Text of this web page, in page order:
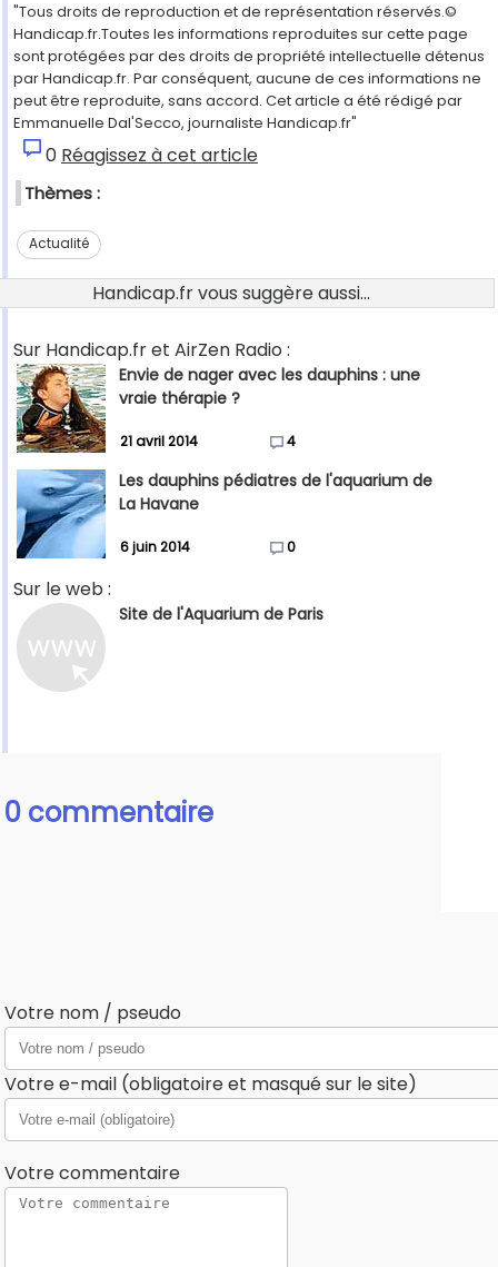
"Tous droits de reproduction et de représentation réservés.©
Handicap.fr.Toutes les informations reproduites sur cette page
sont protégées par des droits de propriété intellectuelle détenus
par Handicap.fr. Par conséquent, aucune de ces informations ne
peut être reproduite, sans accord. Cet article a été rédigé par
Emmanuelle Dal'Secco, journaliste Handicap.fr"
0 Réagissez à cet article
Thèmes :
Actualité
Handicap.fr vous suggère aussi...
Sur Handicap.fr et AirZen Radio :
Envie de nager avec les dauphins : une
vraie thérapie ?
21 avril 2014 4
Les dauphins pédiatres de l'aquarium de
La Havane
6 juin 2014 0
Sur le web :
Site de l'Aquarium de Paris
0 commentaire
Votre nom / pseudo
Votre e-mail (obligatoire et masqué sur le site)
Votre commentaire